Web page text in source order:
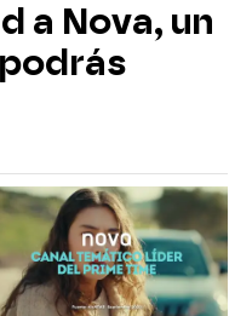
a Nova, un